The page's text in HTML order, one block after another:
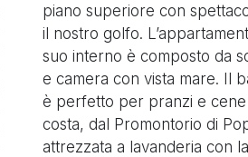
piano superiore con
il nostro golfo.
suo interno è composto da
e camera con vista mare. Il
è perfetto per pranzi e cene
costa, dal Promontorio di
attrezzata a lavanderia con